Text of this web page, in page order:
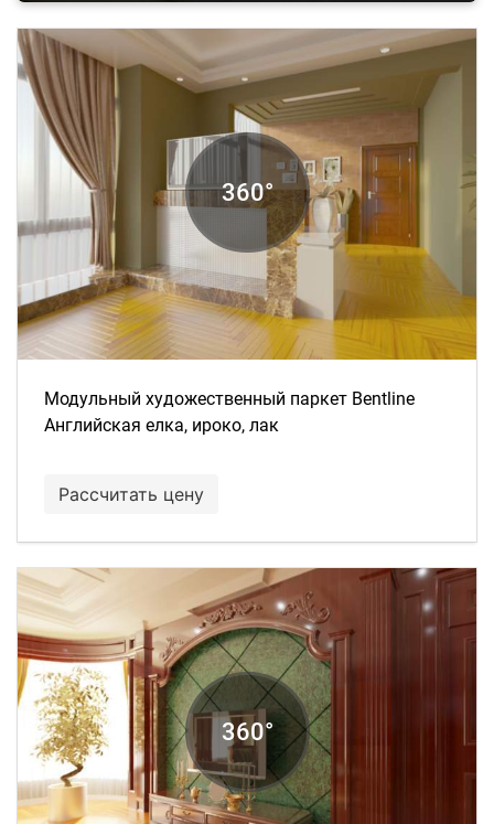
Модульный художественный паркет Bentline
Английская елка, ироко, лак
Рассчитать цену